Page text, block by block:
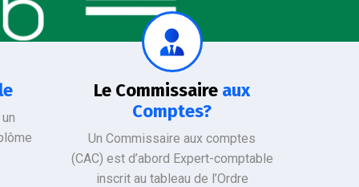
Le Commissaire aux
Comptes?
Un Commissaire aux comptes
(CAC) est d’abord Expert-comptable
inscrit au tableau de l’Ordre